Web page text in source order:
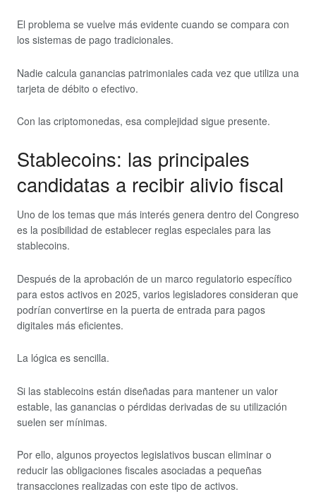
El problema se vuelve más evidente cuando se compara con
los sistemas de pago tradicionales.
Nadie calcula ganancias patrimoniales cada vez que utiliza una
tarjeta de débito o efectivo.
Con las criptomonedas, esa complejidad sigue presente.
Stablecoins: las principales
candidatas a recibir alivio fiscal
Uno de los temas que más interés genera dentro del Congreso
es la posibilidad de establecer reglas especiales para las
stablecoins.
Después de la aprobación de un marco regulatorio específico
para estos activos en 2025, varios legisladores consideran que
podrían convertirse en la puerta de entrada para pagos
digitales más eficientes.
La lógica es sencilla.
Si las stablecoins están diseñadas para mantener un valor
estable, las ganancias o pérdidas derivadas de su utilización
suelen ser mínimas.
Por ello, algunos proyectos legislativos buscan eliminar o
reducir las obligaciones fiscales asociadas a pequeñas
transacciones realizadas con este tipo de activos.